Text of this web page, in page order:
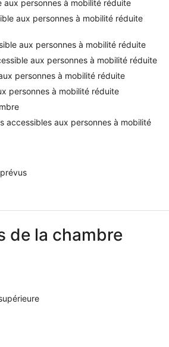
aux personnes à mobilité réduite
aux personnes à mobilité réduite
aux personnes à mobilité réduite
aux personnes à mobilité réduite
personnes à mobilité réduite
personnes à mobilité réduite
accessibles aux personnes à mobilité
de la chambre